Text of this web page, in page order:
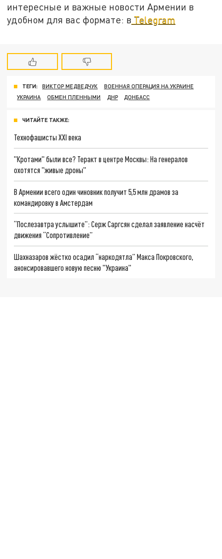
интересные и важные новости Армении в
удобном для вас формате: в Telegram
ТЕГИ: ВИКТОР МЕДВЕДЧУК
ВОЕННАЯ ОПЕРАЦИЯ НА УКРАИНЕ
УКРАИНА
ОБМЕН ПЛЕННЫМИ ДНР ДОНБАСС
ЧИТАЙТЕ ТАКЖЕ:
Технофашисты XXI века
"Кротами" были все? Теракт в центре Москвы: На генералов
охотятся "живые дроны"
В Армении всего один чиновник получит 5,5 млн драмов за
командировку в Амстердам
“Послезавтра услышите”: Серж Саргсян сделал заявление насчёт
движения “Сопротивление”
Шахназаров жёстко осадил “наркодятла” Макса Покровского,
анонсировавшего новую песню "Украина"